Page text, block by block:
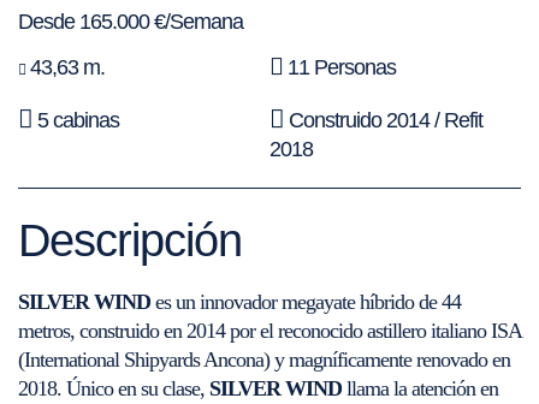
Desde 165.000 €/Semana
43,63 m.
11 Personas
5 cabinas
Construido 2014 / Refit
2018
Descripción
SILVER WIND es un innovador megayate híbrido de 44
metros, construido en 2014 por el reconocido astillero italiano ISA
(International Shipyards Ancona) y magníficamente renovado en
2018. Único en su clase, SILVER WIND llama la atención en